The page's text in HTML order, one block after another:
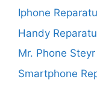
Iphone
Handy
Mr. Phone Steyr
Smartphone